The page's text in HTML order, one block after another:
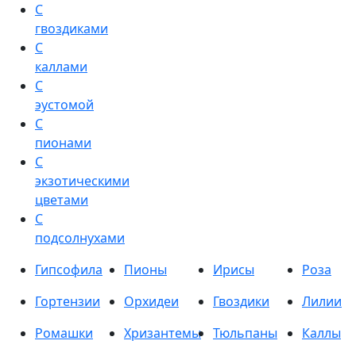
С
гвоздиками
С
каллами
С
эустомой
С
пионами
С
экзотическими
цветами
С
подсолнухами
Гипсофила
Пионы Ирисы
Роза
Гортензии
Орхидеи Гвоздики
Лилии
Ромашки
Хризантемы Тюльпаны
Каллы